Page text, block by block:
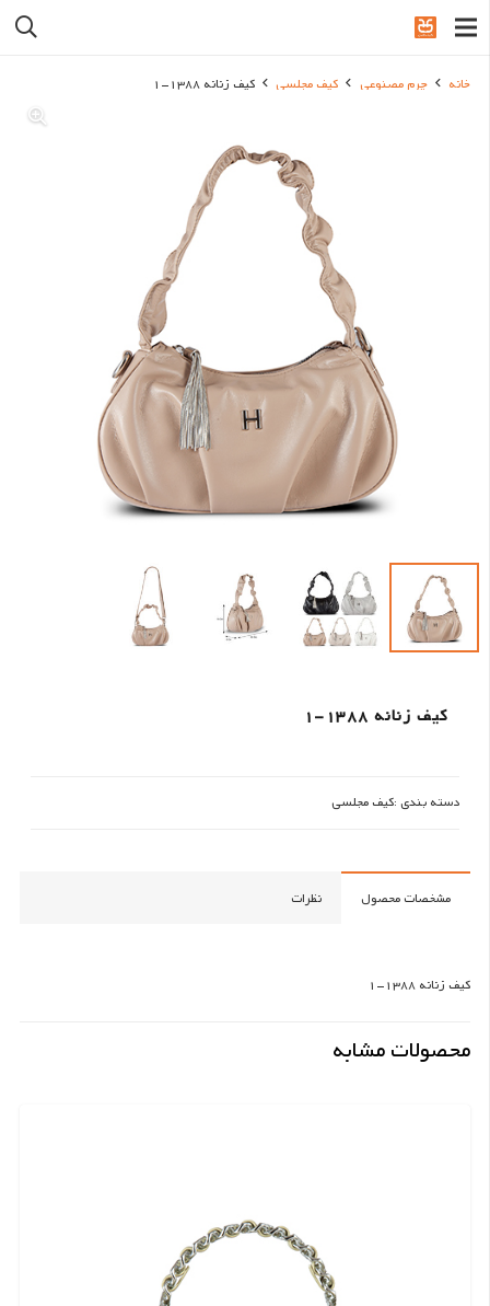
خانه چرم مصنوعی کیف مجلسی کیف زنانه 1388-1
کیف زنانه 1388-1
دسته بندی :کیف مجلسی
مشخصات محصول نظرات
کیف زنانه 1388-1
محصولات مشابه